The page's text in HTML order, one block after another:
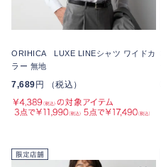
ORIHICA LUXE LINEシャツ ワイドカ
ラー 無地
7,689 円 （税込）